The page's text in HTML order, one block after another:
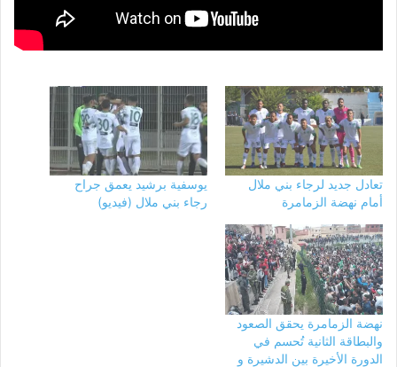
تعادل جديد لرجاء بني ملال
أمام نهضة الزمامرة
يوسفية برشيد يعمق جراح
رجاء بني ملال (فيديو)
نهضة الزمامرة يحقق الصعود
والبطاقة الثانية تُحسم في
الدورة الأخيرة بين الدشيرة و